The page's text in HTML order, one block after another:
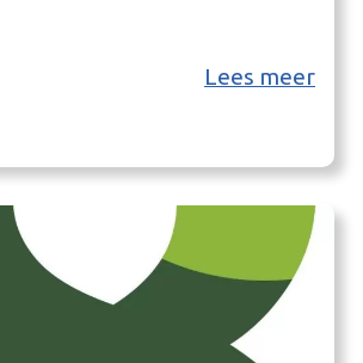
Lees meer